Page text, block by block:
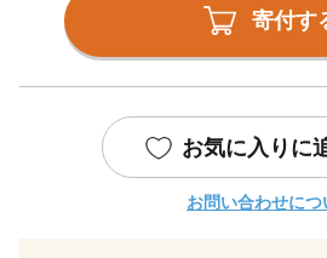
寄付す
お気に入りに
お問い合わせにつ